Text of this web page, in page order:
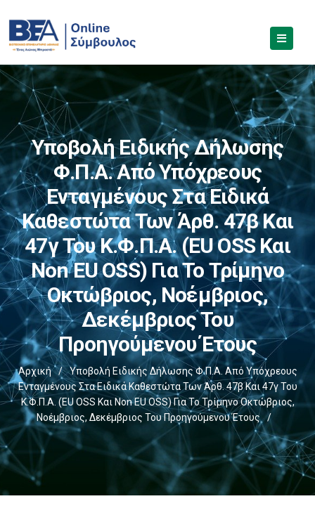
Υποβολή Ειδικής Δήλωσης
Φ.Π.Α. Από Υπόχρεους
Ενταγμένους Στα Ειδικά
Καθεστώτα Των Άρθ. 47β Και
47γ Του Κ.Φ.Π.Α. (EU OSS Και
Non EU OSS) Για Το Τρίμηνο
Οκτώβριος, Νοέμβριος,
Δεκέμβριος Του
Προηγούμενου Έτους
Αρχική /
Υποβολή Ειδικής Δήλωσης Φ.Π.Α. Από Υπόχρεους
Ενταγμένους Στα Ειδικά Καθεστώτα Των Άρθ. 47β Και 47γ Του
Κ.Φ.Π.Α. (EU OSS Και Non EU OSS) Για Το Τρίμηνο Οκτώβριος,
Νοέμβριος, Δεκέμβριος Του Προηγούμενου Έτους
/